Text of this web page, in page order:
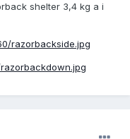
shelter 3,4 kg a i
razorbackside.jpg